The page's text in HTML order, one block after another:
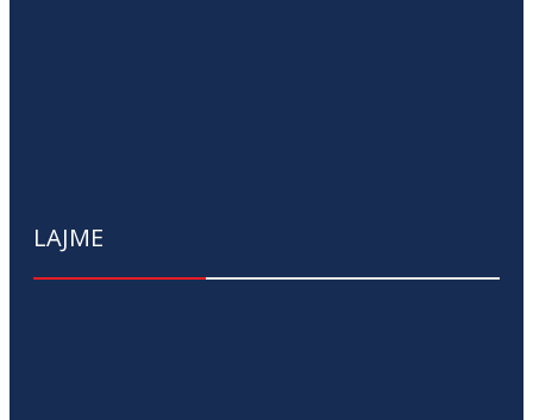
LAJME